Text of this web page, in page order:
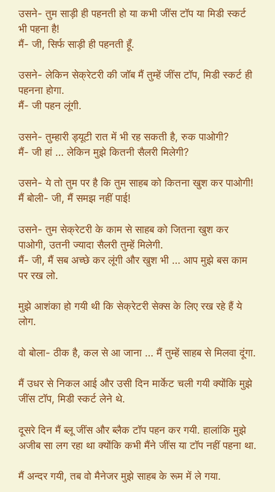
उसने- तुम साड़ी ही पहनती हो या कभी जींस टॉप या मिडी स्कर्ट
भी पहना है!
मैं- जी, सिर्फ साड़ी ही पहनती हूँ.
उसने- लेकिन सेक्रेटरी की जॉब मैं तुम्हें जींस टॉप, मिडी स्कर्ट ही
पहनना होगा.
मैं- जी पहन लूंगी.
उसने- तुम्हारी ड्यूटी रात में भी रह सकती है, रुक पाओगी?
मैं- जी हां … लेकिन मुझे कितनी सैलरी मिलेगी?
उसने- ये तो तुम पर है कि तुम साहब को कितना खुश कर पाओगी!
मैं बोली- जी, मैं समझ नहीं पाई!
उसने- तुम सेक्रेटरी के काम से साहब को जितना खुश कर
पाओगी, उतनी ज्यादा सैलरी तुम्हें मिलेगी.
मैं- जी, मैं सब अच्छे कर लूंगी और खुश भी … आप मुझे बस काम
पर रख लो.
मुझे आशंका हो गयी थी कि सेक्रेटरी सेक्स के लिए रख रहे हैं ये
लोग.
वो बोला- ठीक है, कल से आ जाना … मैं तुम्हें साहब से मिलवा दूंगा.
मैं उधर से निकल आई और उसी दिन मार्केट चली गयी क्योंकि मुझे
जींस टॉप, मिडी स्कर्ट लेने थे.
दूसरे दिन मैं ब्लू जींस और ब्लैक टॉप पहन कर गयी. हालांकि मुझे
अजीब सा लग रहा था क्योंकि कभी मैंने जींस या टॉप नहीं पहना था.
मैं अन्दर गयी, तब वो मैनेजर मुझे साहब के रूम में ले गया.